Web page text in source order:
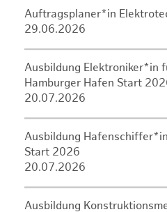
Auftragsplaner*in
29.06.2026
Ausbildung Elektroniker*in
Hamburger Hafen Start
20.07.2026
Ausbildung
Start 2026
20.07.2026
Ausbildung